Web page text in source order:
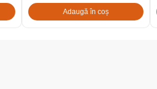
Adaugă în coș